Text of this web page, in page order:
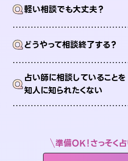
Q軽い相談でも大丈夫？
Qどうやって相談終了する？
Q占い師に相談していることを
知人に知られたくない
準備OK！さっそく